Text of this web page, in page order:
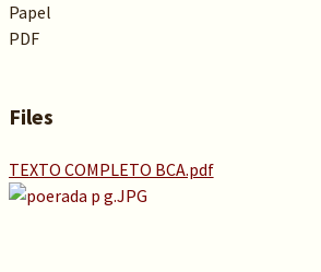
Papel
PDF
Files
TEXTO COMPLETO BCA.pdf